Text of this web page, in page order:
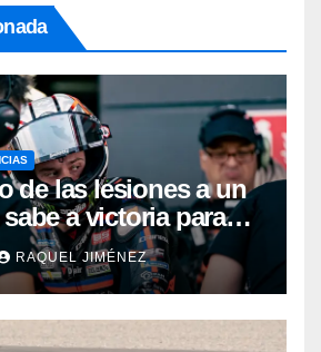
de las lesiones a un
a victoria para
pasado por un
difícil”
RAQUEL JIMÉNEZ